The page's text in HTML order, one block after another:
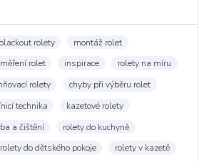
blackout rolety
montáž rolet
měření rolet inspirace
rolety na míru
rolety
chyby při výběru rolet
technika
kazetové rolety
a čištění
rolety do kuchyně
rolety do dětského pokoje
rolety v kazetě